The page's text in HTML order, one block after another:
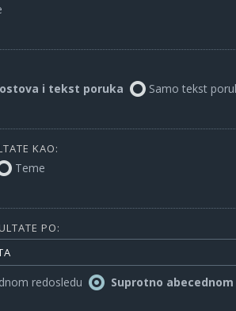
i tekst poruka Samo tekst
KAO:
Teme
PO:
redosledu Suprotno